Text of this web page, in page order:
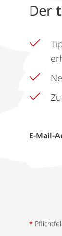
Der
E-Mail-
*